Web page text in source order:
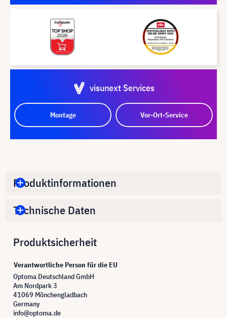
visunext Services
Montage Vor-Ort-Service
Produktinformationen
Technische Daten
Produktsicherheit
Verantwortliche Person für die EU
Optoma Deutschland GmbH
Am Nordpark 3
41069 Mönchengladbach
Germany
info@optoma.de